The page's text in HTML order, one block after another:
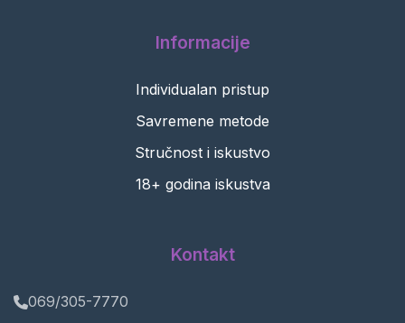
Informacije
Individualan pristup
Savremene metode
Stručnost i iskustvo
18+ godina iskustva
Kontakt
069/305-7770